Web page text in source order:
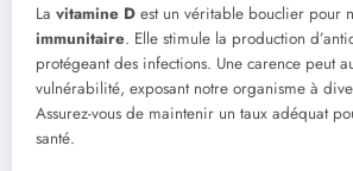
La vitamine D est un véritable bouclier pour
immunitaire. Elle stimule la production
protégeant des infections. Une carence peut
vulnérabilité, exposant notre organisme à
Assurez-vous de maintenir un taux adéquat
santé.